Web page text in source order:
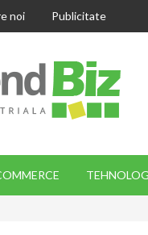
noi Publicitate